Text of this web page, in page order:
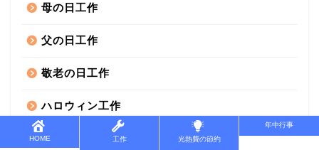
母の日工作
父の日工作
敬老の日工作
ハロウィン工作
クリスマス工作
HOME 工作 光熱費の節約
年中行事